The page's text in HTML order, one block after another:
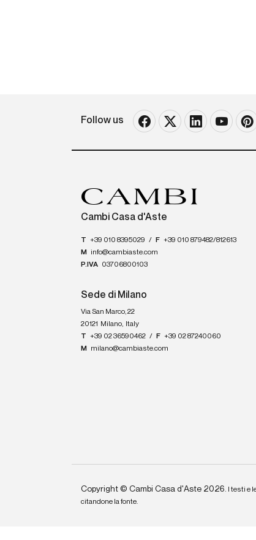
Follow us
Cambi Casa d'Aste
T +39 010 8395029 / F +39 010 879482/812613
M
info@cambiaste.com
P.IVA 03706800103
Sede di Milano
Via San Marco, 22
20121 Milano, Italy
T +39 02 36590462 / F +39 02 87240060
M
milano@cambiaste.com
Copyright © Cambi Casa d'Aste 2026. I testi e
citandone la fonte.